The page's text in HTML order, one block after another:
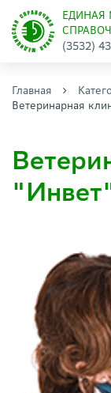
ЕДИНАЯ
(3532)
Главная
Ветеринарная